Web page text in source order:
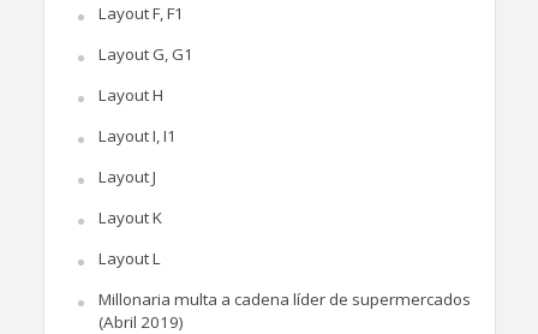
Layout F, F1
Layout G, G1
Layout H
Layout I, I1
Layout J
Layout K
Layout L
Millonaria multa a cadena líder de supermercados
(Abril 2019)